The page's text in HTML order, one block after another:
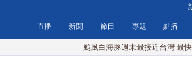
直播 新聞 節目 專題 點播
颱風白海豚週末最接近台灣 最快9日可能